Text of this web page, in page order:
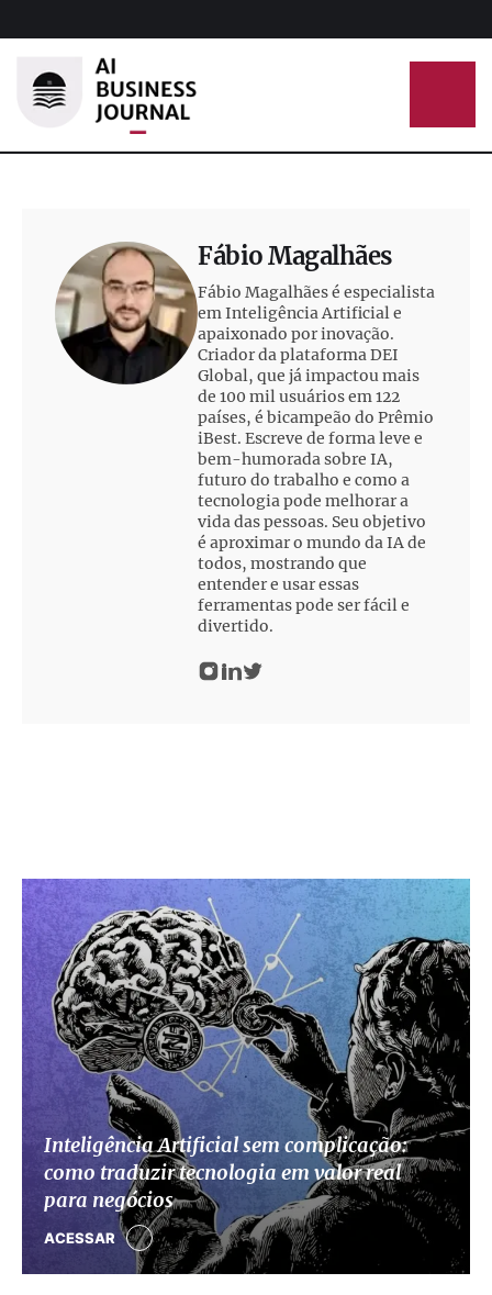
Fábio Magalhães
Fábio Magalhães é especialista
em Inteligência Artificial e
apaixonado por inovação.
Criador da plataforma DEI
Global, que já impactou mais
de 100 mil usuários em 122
países, é bicampeão do Prêmio
iBest. Escreve de forma leve e
bem-humorada sobre IA,
futuro do trabalho e como a
tecnologia pode melhorar a
vida das pessoas. Seu objetivo
é aproximar o mundo da IA de
todos, mostrando que
entender e usar essas
ferramentas pode ser fácil e
divertido.
Inteligência Artificial sem complicação:
como traduzir tecnologia em valor real
para negócios
ACESSAR